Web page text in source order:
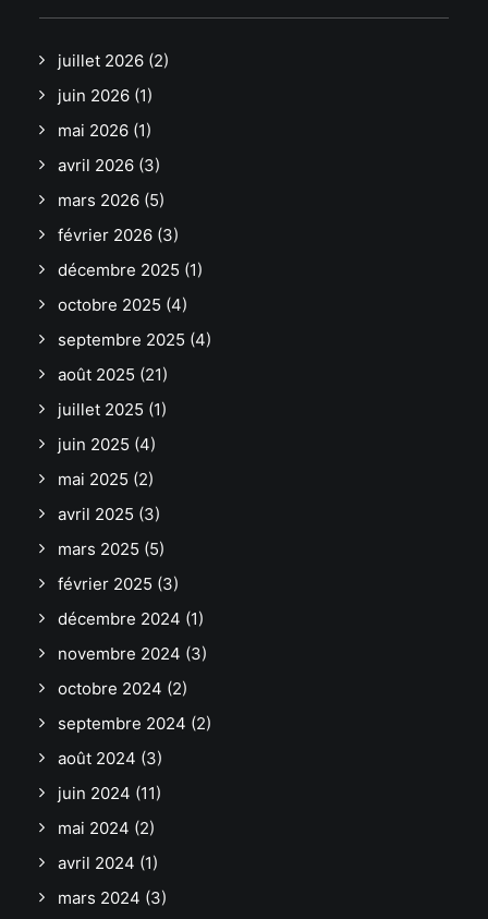
juillet 2026 (2)
juin 2026 (1)
mai 2026 (1)
avril 2026 (3)
mars 2026 (5)
février 2026 (3)
décembre 2025 (1)
octobre 2025 (4)
septembre 2025 (4)
août 2025 (21)
juillet 2025 (1)
juin 2025 (4)
mai 2025 (2)
avril 2025 (3)
mars 2025 (5)
février 2025 (3)
décembre 2024 (1)
novembre 2024 (3)
octobre 2024 (2)
septembre 2024 (2)
août 2024 (3)
juin 2024 (11)
mai 2024 (2)
avril 2024 (1)
mars 2024 (3)